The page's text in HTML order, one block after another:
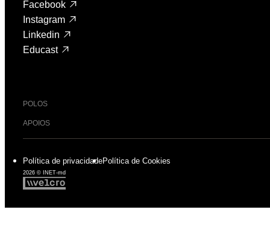
Facebook
Instagram
Linkedin
Educast
POLOS
APOIOS
2026 © INET-md
Política de privacidadePolítica de Cookies